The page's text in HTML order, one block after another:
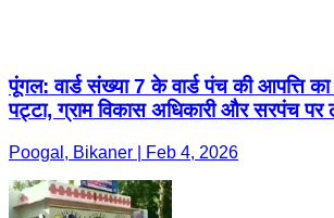
पूंगल: वार्ड संख्या 7 के वार्ड पंच की आपत्ति का
पट्टा, ग्राम विकास अधिकारी और सरपंच पर
Poogal, Bikaner | Feb 4, 2026